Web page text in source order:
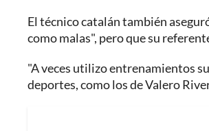
El técnico catalán también
como malas", pero que su
"A veces utilizo entrenamientos
deportes, como los de Valero